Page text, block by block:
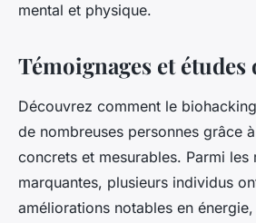
mental et physique.
Témoignages et études
Découvrez comment le
de nombreuses personnes grâce
concrets et mesurables. Parmi les
marquantes, plusieurs individus
améliorations notables en